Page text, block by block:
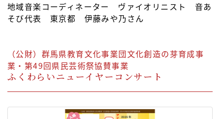
地域音楽コーディネーター ヴァイオリニスト 音あ
そび代表 東京都 伊藤みや乃さん
（公財）群馬県教育文化事業団文化創造の芽育成事
業・第49回県民芸術祭協賛事業
ふくわらいニューイヤーコンサート